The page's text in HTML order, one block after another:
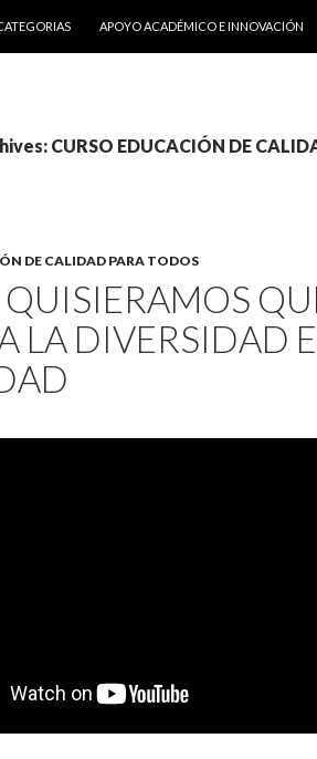
APOYO ACADÉMICO E INNOVACIÓN
CURSO EDUCACIÓN DE
DE CALIDAD PARA TODOS
LA DIVERSIDAD